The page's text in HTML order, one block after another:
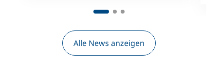
Alle News anzeigen